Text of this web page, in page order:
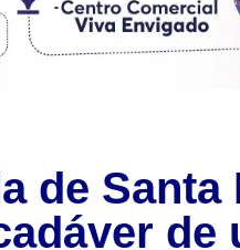
de Santa
de